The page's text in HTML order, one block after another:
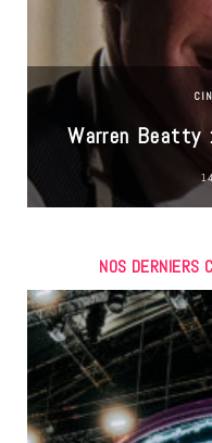
Warren Beatty
NOS DERNIERS